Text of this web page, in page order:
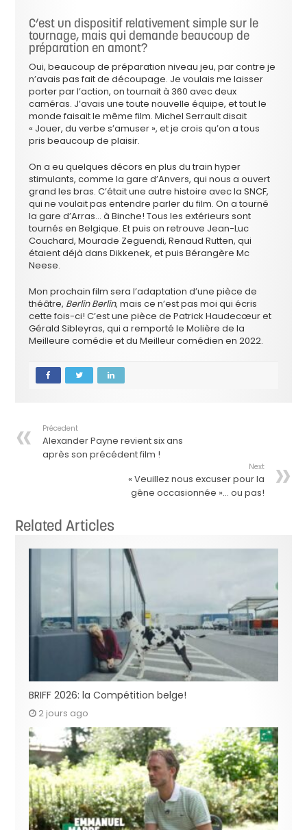
C’est un dispositif relativement simple sur le
tournage, mais qui demande beaucoup de
préparation en amont?
Oui, beaucoup de préparation niveau jeu, par contre je
n’avais pas fait de découpage. Je voulais me laisser
porter par l’action, on tournait à 360 avec deux
caméras. J’avais une toute nouvelle équipe, et tout le
monde faisait le même film. Michel Serrault disait
« Jouer, du verbe s’amuser », et je crois qu’on a tous
pris beaucoup de plaisir.
On a eu quelques décors en plus du train hyper
stimulants, comme la gare d’Anvers, qui nous a ouvert
grand les bras. C’était une autre histoire avec la SNCF,
qui ne voulait pas entendre parler du film. On a tourné
la gare d’Arras… à Binche! Tous les extérieurs sont
tournés en Belgique. Et puis on retrouve Jean-Luc
Couchard, Mourade Zeguendi, Renaud Rutten, qui
étaient déjà dans Dikkenek, et puis Bérangère Mc
Neese.
Mon prochain film sera l’adaptation d’une pièce de
théâtre, Berlin Berlin, mais ce n’est pas moi qui écris
cette fois-ci! C’est une pièce de Patrick Haudecœur et
Gérald Sibleyras, qui a remporté le Molière de la
Meilleure comédie et du Meilleur comédien en 2022.
Précedent
Alexander Payne revient six ans
après son précédent film !
Next
« Veuillez nous excuser pour la
gêne occasionnée »… ou pas!
Related Articles
BRIFF 2026: la Compétition belge!
2 jours ago